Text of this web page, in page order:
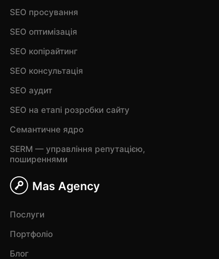
Mas Agency
Послуги
Портфоліо
Блог
SEO просування
SEO оптимізація
SEO копірайтинг
SEO консультація
SEO аудит
SEO на етапі розробки сайту
Семантичне ядро
SERM — управління репутацією,
поширеннями